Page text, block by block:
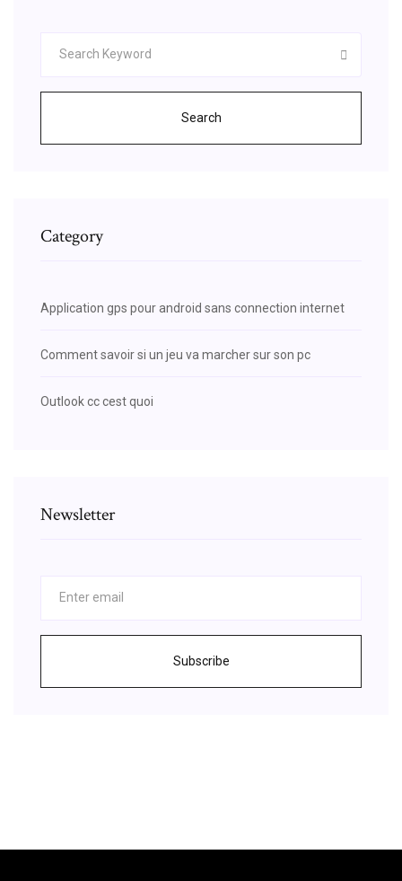
Search
Category
Application gps pour android sans connection internet
Comment savoir si un jeu va marcher sur son pc
Outlook cc cest quoi
Newsletter
Subscribe